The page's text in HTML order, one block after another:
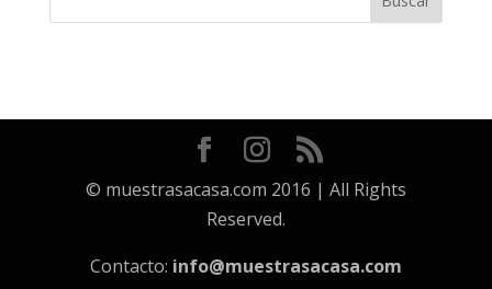
© muestrasacasa.com 2016 | All Rights
Reserved.
Contacto: info@muestrasacasa.com